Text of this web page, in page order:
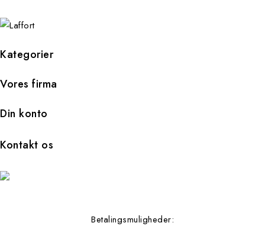
Kategorier
Vores firma
Din konto
Kontakt os
Betalingsmuligheder: